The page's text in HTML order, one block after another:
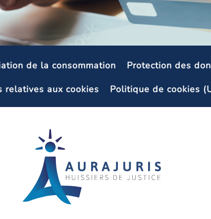
de la consommation
Protection des
relatives aux cookies
Politique de cookies